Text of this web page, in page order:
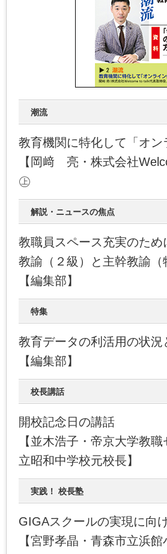
潮流
教育機関に特化して「オン
【岡﨑 亮・株式会社
㊤
解説・ニュースの焦点
教職員スペース充実のため
教諭（２級）と主幹教諭（
【編集部】
特集
教育データの利活用の状況
【編集部】
校長講話
開校記念日の講話
【並木浩子・帝京大学教
立昭和中学校元校長】
実践！ 校長塾
GIGAスクールの実現に向
【宮野孝晶・青森市立浜館